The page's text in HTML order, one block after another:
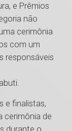
e Prêmios
não
cerimônia
com um
responsáveis
e finalistas,
cerimônia de